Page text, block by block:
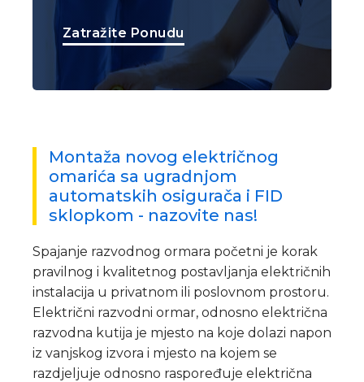
Zatražite Ponudu
Montaža novog električnog
omarića sa ugradnjom
automatskih osigurača i FID
sklopkom - nazovite nas!
Spajanje razvodnog ormara početni je korak
pravilnog i kvalitetnog postavljanja električnih
instalacija u privatnom ili poslovnom prostoru.
Električni razvodni ormar, odnosno električna
razvodna kutija je mjesto na koje dolazi napon
iz vanjskog izvora i mjesto na kojem se
razdjeljuje odnosno raspoređuje električna